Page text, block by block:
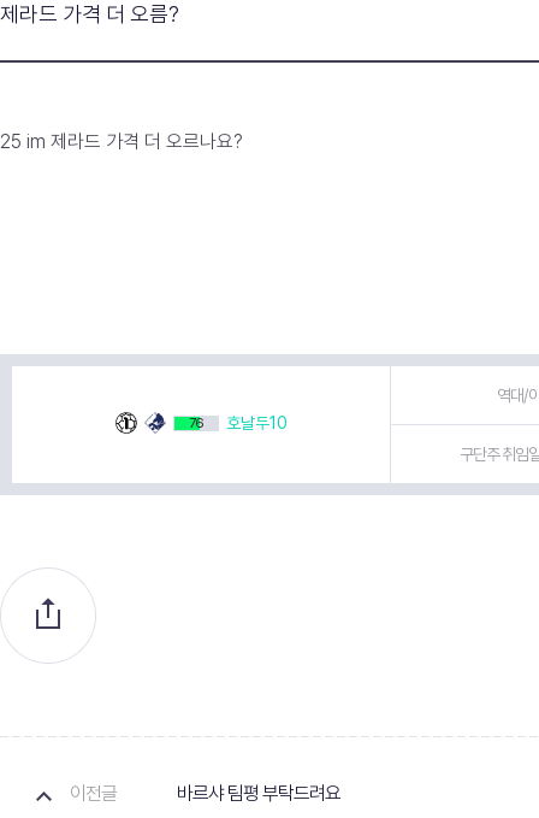
제라드 가격 더 오름?
25 im 제라드 가격 더 오르나요?
76 호날두10
역대/
구단주 취임
이전글
바르샤 팀평 부탁드려요